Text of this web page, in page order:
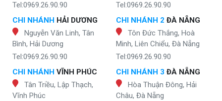
Tel:0969.26.90.90
CHI NHÁNH HẢI DƯƠNG
Nguyễn Văn Linh, Tân
Bình, Hải Dương
Tel:0969.26.90.90
CHI NHÁNH VĨNH PHÚC
Tân Triều, Lập Thạch,
Vĩnh Phúc
Tel:0969.26.90.90
CHI NHÁNH 2 ĐÀ NẴNG
Tôn Đức Thắng, Hoà
Minh, Liên Chiểu, Đà Nẵng
Tel:0969.26.90.90
CHI NHÁNH 3 ĐÀ NẴNG
Hòa Thuận Đông, Hải
Châu, Đà Nẵng